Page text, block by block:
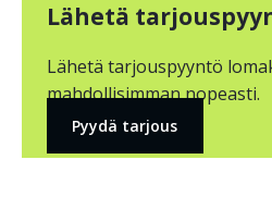
Lähetä
Lähetä tarjouspyyntö
mahdollisimman nopeasti.
Pyydä tarjous